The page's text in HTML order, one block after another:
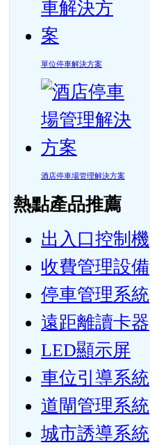
單位停車解決方案
酒店停車場管理解決方案
熱點產品推薦
出入口控制機
收費管理設備
停車管理系統
遠距離讀卡器
LED顯示屏
車位引導系統
道閘管理系統
城市誘導系統